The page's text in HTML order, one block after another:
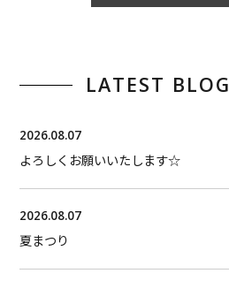
LATEST BLOG
2026.08.07
よろしくお願いいたします☆
2026.08.07
夏まつり